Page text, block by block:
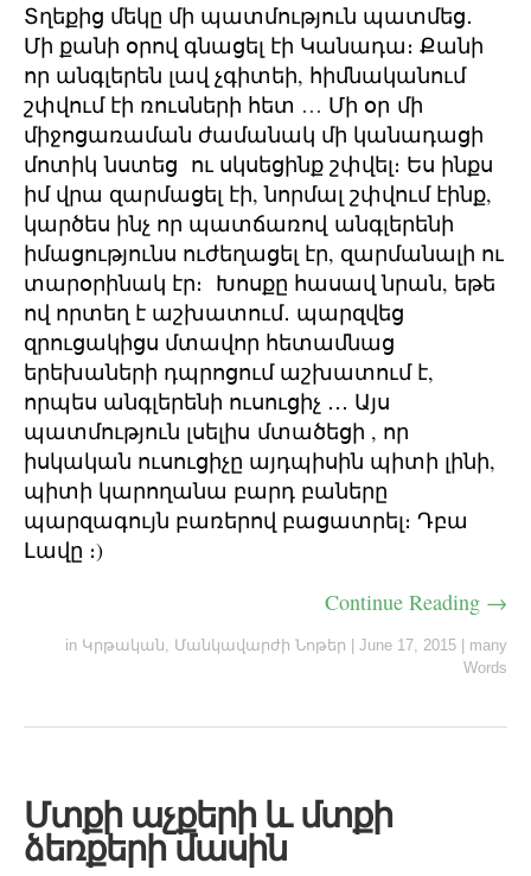
Տղեքից մեկը մի պատմություն պատմեց․
Մի քանի օրով գնացել էի Կանադա։ Քանի
որ անգլերեն լավ չգիտեի, հիմնականում
շփվում էի ռուսների հետ … Մի օր մի
միջոցառաման ժամանակ մի կանադացի
մոտիկ նստեց ու սկսեցինք շփվել։ Ես ինքս
իմ վրա զարմացել էի, նորմալ շփվում էինք,
կարծես ինչ որ պատճառով անգլերենի
իմացությունս ուժեղացել էր, զարմանալի ու
տարօրինակ էր։ Խոսքը հասավ նրան, եթե
ով որտեղ է աշխատում․ պարզվեց
զրուցակիցս մտավոր հետամնաց
երեխաների դպրոցում աշխատում է,
որպես անգլերենի ուսուցիչ ․․․ Այս
պատմություն լսելիս մտածեցի , որ
իսկական ուսուցիչը այդպիսին պիտի լինի,
պիտի կարողանա բարդ բաները
պարզագույն բառերով բացատրել։ Դբա
Լավը ։)
Continue Reading →
in Կրթական, Մանկավարժի Նոթեր June 17, 2015
many
Words
Մտքի աչքերի և մտքի
ձեռքերի մասին